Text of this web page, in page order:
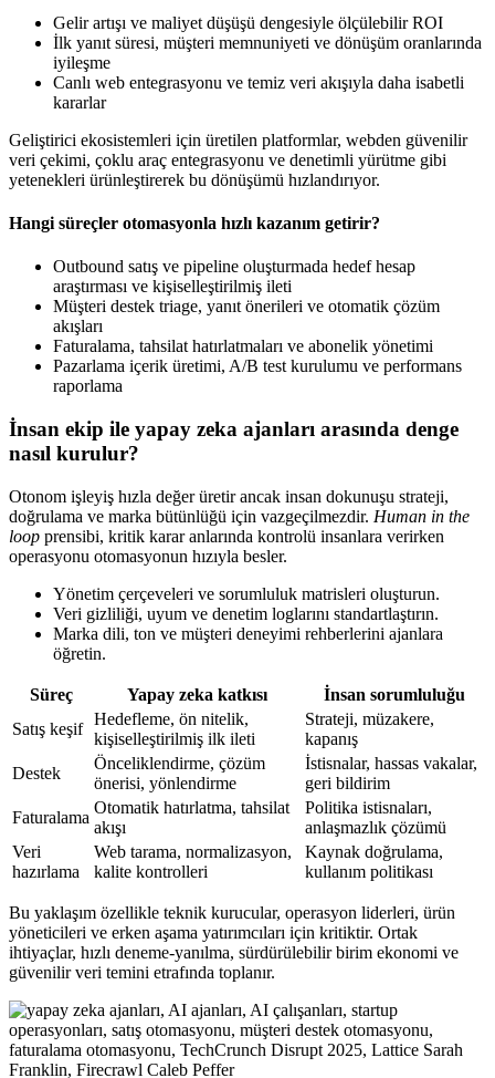
Gelir artışı ve maliyet düşüşü dengesiyle ölçülebilir ROI
İlk yanıt süresi, müşteri memnuniyeti ve dönüşüm oranlarında
iyileşme
Canlı web entegrasyonu ve temiz veri akışıyla daha isabetli
kararlar
Geliştirici ekosistemleri için üretilen platformlar, webden güvenilir
veri çekimi, çoklu araç entegrasyonu ve denetimli yürütme gibi
yetenekleri ürünleştirerek bu dönüşümü hızlandırıyor.
Hangi süreçler otomasyonla hızlı kazanım getirir?
Outbound satış ve pipeline oluşturmada hedef hesap
araştırması ve kişiselleştirilmiş ileti
Müşteri destek triage, yanıt önerileri ve otomatik çözüm
akışları
Faturalama, tahsilat hatırlatmaları ve abonelik yönetimi
Pazarlama içerik üretimi, A/B test kurulumu ve performans
raporlama
İnsan ekip ile yapay zeka ajanları arasında denge
nasıl kurulur?
Otonom işleyiş hızla değer üretir ancak insan dokunuşu strateji,
doğrulama ve marka bütünlüğü için vazgeçilmezdir. Human in the
loop prensibi, kritik karar anlarında kontrolü insanlara verirken
operasyonu otomasyonun hızıyla besler.
Yönetim çerçeveleri ve sorumluluk matrisleri oluşturun.
Veri gizliliği, uyum ve denetim loglarını standartlaştırın.
Marka dili, ton ve müşteri deneyimi rehberlerini ajanlara
öğretin.
Süreç Yapay zeka katkısı
İnsan sorumluluğu
Satış keşif
Hedefleme, ön nitelik,
kişiselleştirilmiş ilk ileti
Strateji, müzakere,
kapanış
Destek
Önceliklendirme, çözüm
önerisi, yönlendirme
İstisnalar, hassas vakalar,
geri bildirim
Faturalama
Otomatik hatırlatma, tahsilat
akışı
Politika istisnaları,
anlaşmazlık çözümü
Veri
hazırlama
Web tarama, normalizasyon,
kalite kontrolleri
Kaynak doğrulama,
kullanım politikası
Bu yaklaşım özellikle teknik kurucular, operasyon liderleri, ürün
yöneticileri ve erken aşama yatırımcıları için kritiktir. Ortak
ihtiyaçlar, hızlı deneme-yanılma, sürdürülebilir birim ekonomi ve
güvenilir veri temini etrafında toplanır.